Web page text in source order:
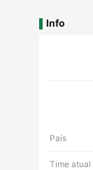
Info
País
Time atual